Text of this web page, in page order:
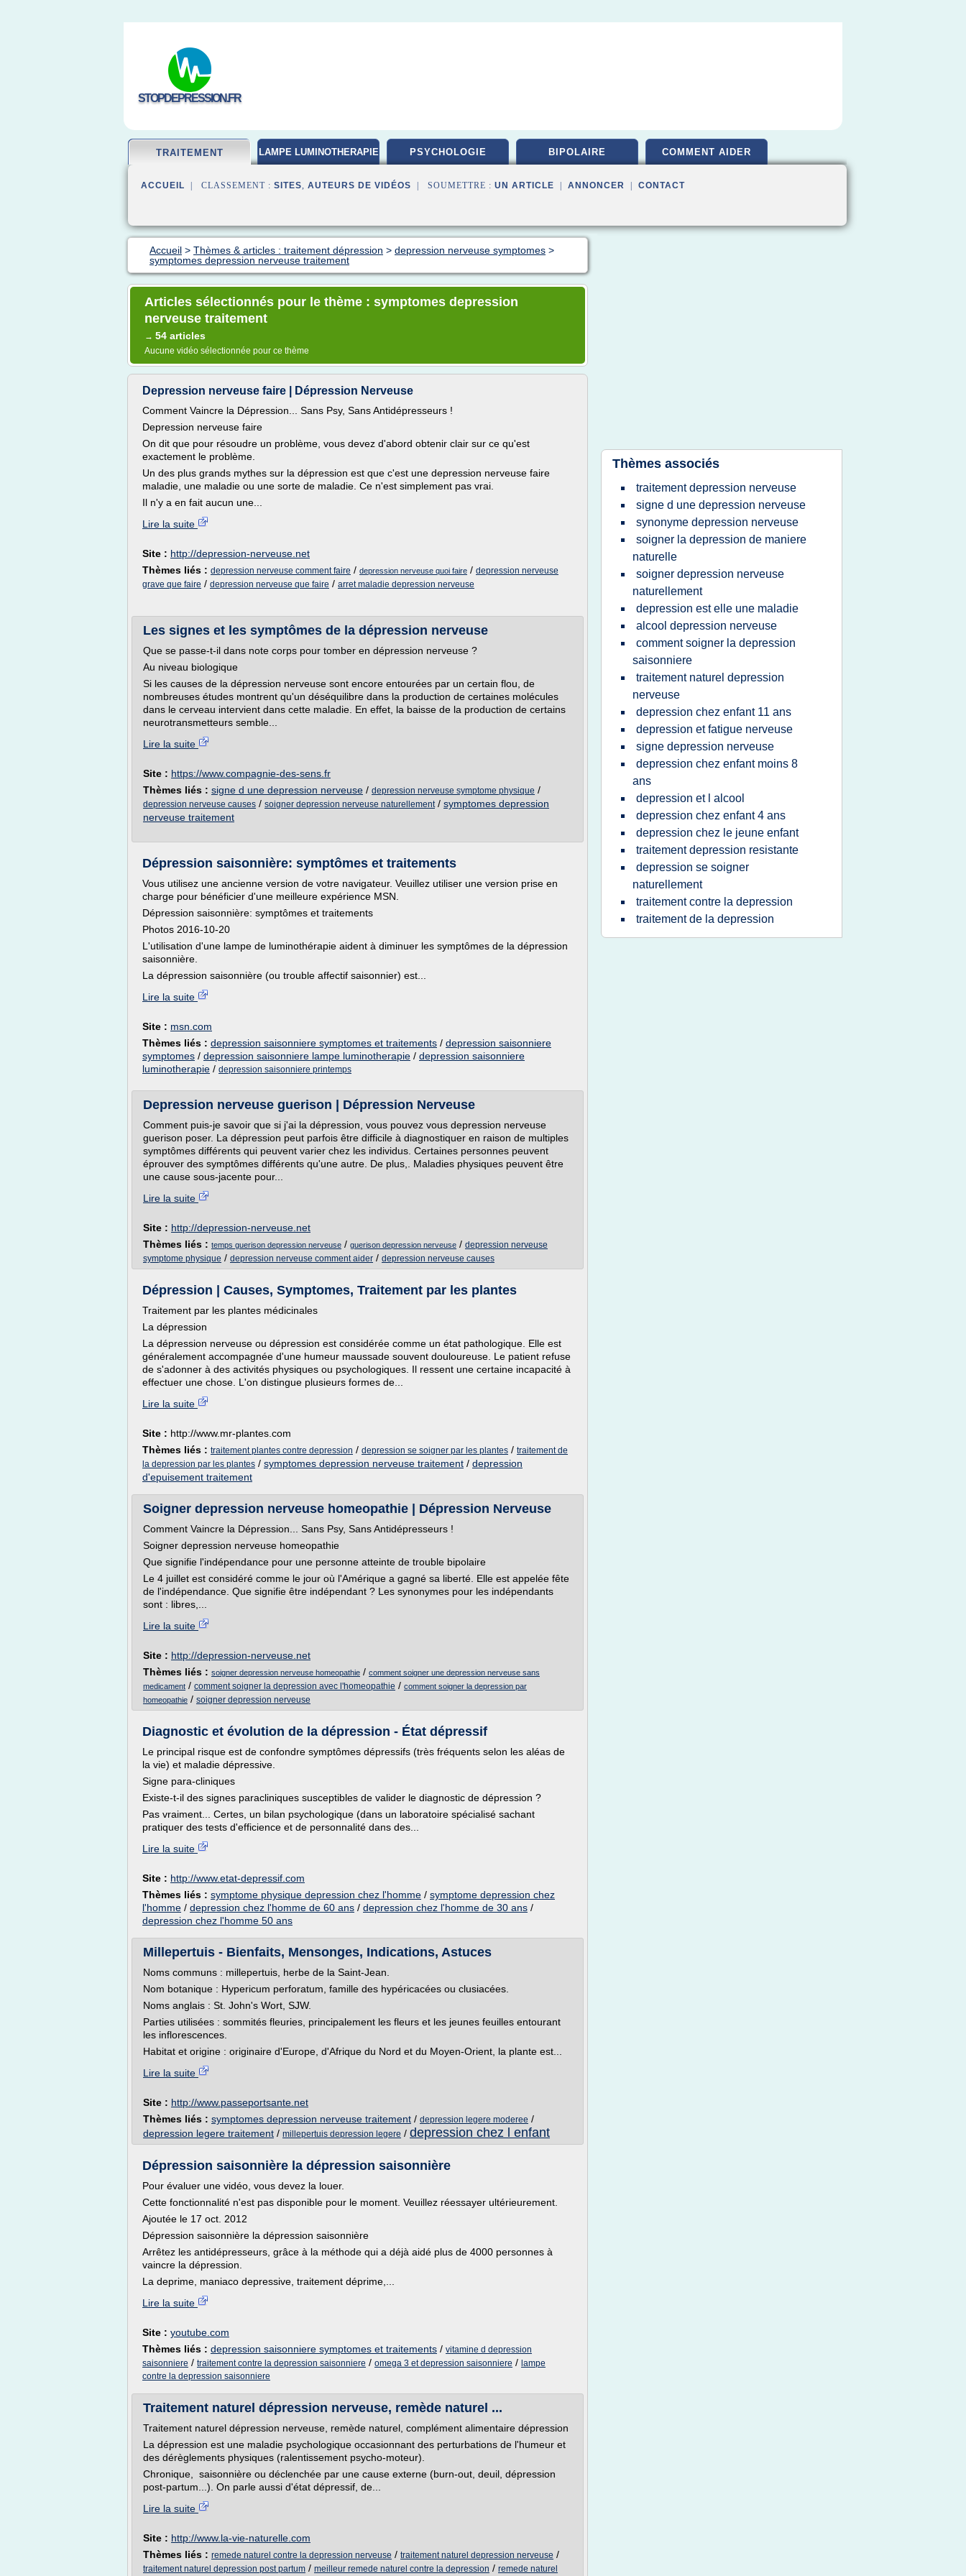
STOPDEPRESSION.FR
TRAITEMENT LAMPE LUMINOTHERAPIE PSYCHOLOGIE BIPOLAIRE COMMENT AIDER
ACCUEIL | CLASSEMENT : SITES, AUTEURS DE VIDÉOS | SOUMETTRE : UN ARTICLE ANNONCER CONTACT
Accueil > Thèmes & articles : traitement dépression > depression nerveuse symptomes >
symptomes depression nerveuse traitement
Articles sélectionnés pour le thème : symptomes depression
nerveuse traitement
→ 54 articles
Aucune vidéo sélectionnée pour ce thème
Depression nerveuse faire | Dépression Nerveuse
Comment Vaincre la Dépression... Sans Psy, Sans Antidépresseurs !
Depression nerveuse faire
On dit que pour résoudre un problème, vous devez d'abord obtenir clair sur ce qu'est
exactement le problème.
Un des plus grands mythes sur la dépression est que c'est une depression nerveuse faire
maladie, une maladie ou une sorte de maladie. Ce n'est simplement pas vrai.
Il n'y a en fait aucun une...
Lire la suite
Site : http://depression-nerveuse.net
Thèmes liés : depression nerveuse comment faire / depression nerveuse quoi faire / depression nerveuse
grave que faire / depression nerveuse que faire / arret maladie depression nerveuse
Les signes et les symptômes de la dépression nerveuse
Que se passe-t-il dans note corps pour tomber en dépression nerveuse ?
Au niveau biologique
Si les causes de la dépression nerveuse sont encore entourées par un certain flou, de
nombreuses études montrent qu'un déséquilibre dans la production de certaines molécules
dans le cerveau intervient dans cette maladie. En effet, la baisse de la production de certains
neurotransmetteurs semble...
Lire la suite
Site : https://www.compagnie-des-sens.fr
Thèmes liés : signe d une depression nerveuse / depression nerveuse symptome physique /
depression nerveuse causes / soigner depression nerveuse naturellement/ symptomes depression
nerveuse traitement
Dépression saisonnière: symptômes et traitements
Vous utilisez une ancienne version de votre navigateur. Veuillez utiliser une version prise en
charge pour bénéficier d'une meilleure expérience MSN.
Dépression saisonnière: symptômes et traitements
Photos 2016-10-20
L'utilisation d'une lampe de luminothérapie aident à diminuer les symptômes de la dépression
saisonnière.
La dépression saisonnière (ou trouble affectif saisonnier) est...
Lire la suite
Site : msn.com
Thèmes liés : depression saisonniere symptomes et traitements / depression saisonniere
symptomes / depression saisonniere lampe luminotherapie / depression saisonniere
luminotherapie / depression saisonniere printemps
Depression nerveuse guerison | Dépression Nerveuse
Comment puis-je savoir que si j'ai la dépression, vous pouvez vous depression nerveuse
guerison poser. La dépression peut parfois être difficile à diagnostiquer en raison de multiples
symptômes différents qui peuvent varier chez les individus. Certaines personnes peuvent
éprouver des symptômes différents qu'une autre. De plus,. Maladies physiques peuvent être
une cause sous-jacente pour...
Lire la suite
Site : http://depression-nerveuse.net
Thèmes liés : temps guerison depression nerveuse / guerison depression nerveuse / depression nerveuse
symptome physique / depression nerveuse comment aider / depression nerveuse causes
Dépression | Causes, Symptomes, Traitement par les plantes
Traitement par les plantes médicinales
La dépression
La dépression nerveuse ou dépression est considérée comme un état pathologique. Elle est
généralement accompagnée d'une humeur maussade souvent douloureuse. Le patient refuse
de s'adonner à des activités physiques ou psychologiques. Il ressent une certaine incapacité à
effectuer une chose. L'on distingue plusieurs formes de...
Lire la suite
Site : http://www.mr-plantes.com
Thèmes liés : traitement plantes contre depression / depression se soigner par les plantes / traitement de
la depression par les plantes / symptomes depression nerveuse traitement / depression
d'epuisement traitement
Soigner depression nerveuse homeopathie | Dépression Nerveuse
Comment Vaincre la Dépression... Sans Psy, Sans Antidépresseurs !
Soigner depression nerveuse homeopathie
Que signifie l'indépendance pour une personne atteinte de trouble bipolaire
Le 4 juillet est considéré comme le jour où l'Amérique a gagné sa liberté. Elle est appelée fête
de l'indépendance. Que signifie être indépendant ? Les synonymes pour les indépendants
sont : libres,...
Lire la suite
Site : http://depression-nerveuse.net
Thèmes liés : soigner depression nerveuse homeopathie / comment soigner une depression nerveuse sans
medicament / comment soigner la depression avec l'homeopathie / comment soigner la depression par
homeopathie / soigner depression nerveuse
Diagnostic et évolution de la dépression - État dépressif
Le principal risque est de confondre symptômes dépressifs (très fréquents selon les aléas de
la vie) et maladie dépressive.
Signe para-cliniques
Existe-t-il des signes paracliniques susceptibles de valider le diagnostic de dépression ?
Pas vraiment... Certes, un bilan psychologique (dans un laboratoire spécialisé sachant
pratiquer des tests d'efficience et de personnalité dans des...
Lire la suite
Site : http://www.etat-depressif.com
Thèmes liés : symptome physique depression chez l'homme / symptome depression chez
l'homme / depression chez l'homme de 60 ans / depression chez l'homme de 30 ans /
depression chez l'homme 50 ans
Millepertuis - Bienfaits, Mensonges, Indications, Astuces
Noms communs : millepertuis, herbe de la Saint-Jean.
Nom botanique : Hypericum perforatum, famille des hypéricacées ou clusiacées.
Noms anglais : St. John's Wort, SJW.
Parties utilisées : sommités fleuries, principalement les fleurs et les jeunes feuilles entourant
les inflorescences.
Habitat et origine : originaire d'Europe, d'Afrique du Nord et du Moyen-Orient, la plante est...
Lire la suite
Site : http://www.passeportsante.net
Thèmes liés : symptomes depression nerveuse traitement / depression legere moderee /
depression legere traitement / millepertuis depression legere / depression chez l enfant
Dépression saisonnière la dépression saisonnière
Pour évaluer une vidéo, vous devez la louer.
Cette fonctionnalité n'est pas disponible pour le moment. Veuillez réessayer ultérieurement.
Ajoutée le 17 oct. 2012
Dépression saisonnière la dépression saisonnière
Arrêtez les antidépresseurs, grâce à la méthode qui a déjà aidé plus de 4000 personnes à
vaincre la dépression.
La deprime, maniaco depressive, traitement déprime,...
Lire la suite
Site : youtube.com
Thèmes liés : depression saisonniere symptomes et traitements / vitamine d depression
saisonniere / traitement contre la depression saisonniere / omega 3 et depression saisonniere / lampe
contre la depression saisonniere
Traitement naturel dépression nerveuse, remède naturel ...
Traitement naturel dépression nerveuse, remède naturel, complément alimentaire dépression
La dépression est une maladie psychologique occasionnant des perturbations de l'humeur et
des dérèglements physiques (ralentissement psycho-moteur).
Chronique, saisonnière ou déclenchée par une cause externe (burn-out, deuil, dépression
post-partum...). On parle aussi d'état dépressif, de...
Lire la suite
Site : http://www.la-vie-naturelle.com
Thèmes liés : remede naturel contre la depression nerveuse / traitement naturel depression nerveuse /
traitement naturel depression post partum / meilleur remede naturel contre la depression / remede naturel
Thèmes associés
traitement depression nerveuse
signe d une depression nerveuse
synonyme depression nerveuse
soigner la depression de maniere
naturelle
soigner depression nerveuse
naturellement
depression est elle une maladie
alcool depression nerveuse
comment soigner la depression
saisonniere
traitement naturel depression
nerveuse
depression chez enfant 11 ans
depression et fatigue nerveuse
signe depression nerveuse
depression chez enfant moins 8
ans
depression et l alcool
depression chez enfant 4 ans
depression chez le jeune enfant
traitement depression resistante
depression se soigner
naturellement
traitement contre la depression
traitement de la depression